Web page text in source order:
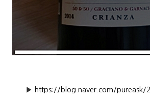
▶ https://blog.naver.com/pureask/